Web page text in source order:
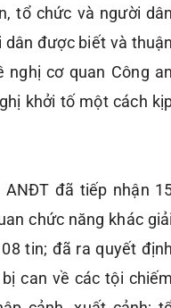
tổ chức và người
được biết và thuận
nghị cơ quan Công an
khởi tố một cách
ANĐT đã tiếp nhận
chức năng khác
tin; đã ra quyết
can về các tội chiếm